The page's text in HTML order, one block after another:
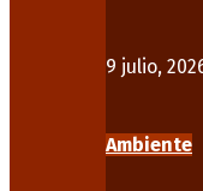
9 julio,
Ambiente